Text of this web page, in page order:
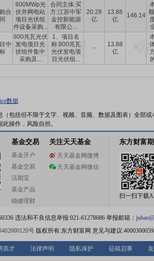
合
同
600MWp光
伏并网电站
项目光伏组
件设备采购...
合同主体:买
方:江苏中军
金控新能源
有限公...
20.28
亿
13.88
亿
146.14
中
标
800兆瓦光伏
发电项目光
伏组件集中
采购及...
1、项目名
称:800兆瓦
光伏发电项
目光伏组...
-
13.88
亿
-
数据
包括但不限于文字、视频、音频、数据及图表）全部
操作，风险自担。
基金交易
基金开户
基金交易
活期宝
基金产品
稳健理财
关注天天基金
天天基金网微博
天天基金网微信
东方财富
扫一扫下载
违法和不良信息举报:021-61278686 举报邮箱：
号版权所有:东方财富网 意见与建议
英才 法律声明 隐私保护 征稿启事